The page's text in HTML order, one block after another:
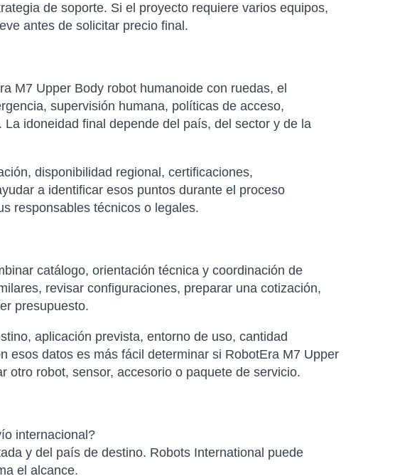
de soporte. Si el proyecto requiere varios equipos,
antes de solicitar precio final.
M7 Upper Body robot humanoide con ruedas, el
supervisión humana, políticas de acceso,
idoneidad final depende del país, del sector y de la
disponibilidad regional, certificaciones,
a identificar esos puntos durante el proceso
responsables técnicos o legales.
catálogo, orientación técnica y coordinación de
revisar configuraciones, preparar una cotización,
presupuesto.
aplicación prevista, entorno de uso, cantidad
esos datos es más fácil determinar si RobotEra M7 Upper
otro robot, sensor, accesorio o paquete de servicio.
internacional?
y del país de destino. Robots International puede
el alcance.